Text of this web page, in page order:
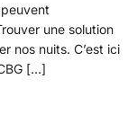
une solution
nos nuits. C’est ici
[…]